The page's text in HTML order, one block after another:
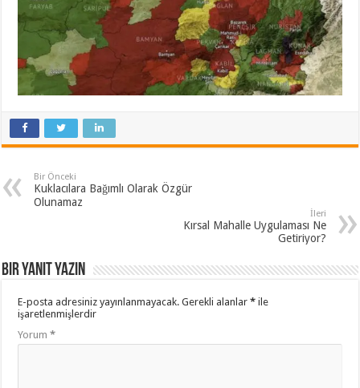
Bir Önceki
Kuklacılara Bağımlı Olarak Özgür
Olunamaz
İleri
Kırsal Mahalle Uygulaması Ne
Getiriyor?
Bir yanıt yazın
E-posta adresiniz yayınlanmayacak. Gerekli alanlar* ile
işaretlenmişlerdir
Yorum*